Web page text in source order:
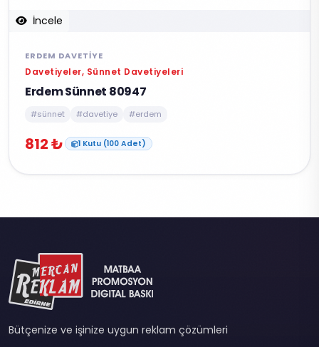
İncele
ERDEM DAVETIYE
Davetiyeler, Sünnet Davetiyeleri
Erdem Sünnet 80947
#sünnet #davetiye #erdem
812 ₺ 1 Kutu (100 Adet)
Bütçenize ve işinize uygun reklam çözümleri